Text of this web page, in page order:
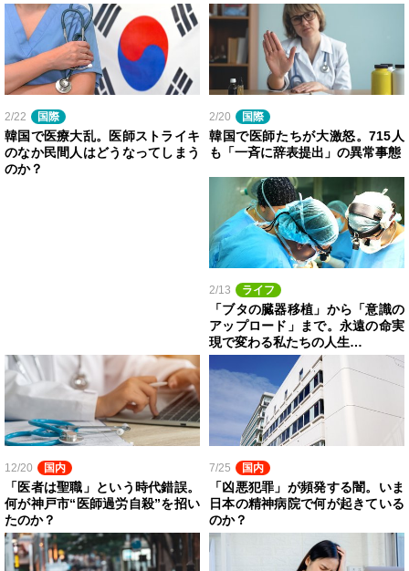
2/22 国際
韓国で医療大乱。医師ストライキ
のなか民間人はどうなってしまう
のか？
2/20 国際
韓国で医師たちが大激怒。715人
も「一斉に辞表提出」の異常事態
2/13 ライフ
「ブタの臓器移植」から「意識の
アップロード」まで。永遠の命実
現で変わる私たちの人生…
12/20 国内
「医者は聖職」という時代錯誤。
何が神戸市“医師過労自殺”を招い
たのか？
7/25 国内
「凶悪犯罪」が頻発する闇。いま
日本の精神病院で何が起きている
のか？